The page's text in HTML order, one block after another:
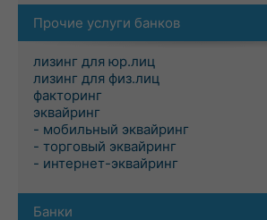
Прочие услуги банков
лизинг для юр.лиц
лизинг для физ.лиц
факторинг
эквайринг
- мобильный эквайринг
- торговый эквайринг
- интернет-эквайринг
Банки